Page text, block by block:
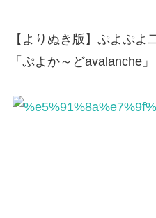
【よりぬき版】ぷよぷ
「ぷよか～どavalanche」